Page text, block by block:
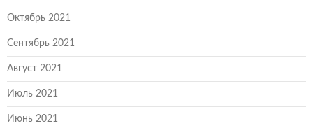
Октябрь 2021
Сентябрь 2021
Август 2021
Июль 2021
Июнь 2021